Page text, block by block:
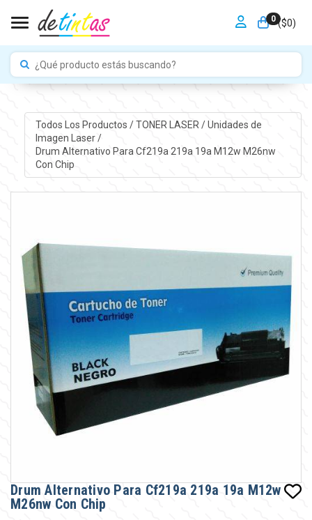
0 ($0)
Toggle navigation
Todos Los Productos /TONER LASER /Unidades de
Imagen Laser/
Drum Alternativo Para Cf219a 219a 19a M12w M26nw
Con Chip
Drum Alternativo Para Cf219a 219a 19a M12w
M26nw Con Chip